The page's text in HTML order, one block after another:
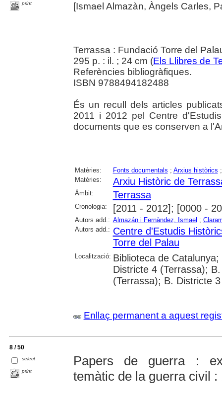
print [Ismael Almazàn, Àngels Carles,
Terrassa : Fundació Torre del
295 p. : il. ; 24 cm (Els Llibres de
Referències bibliogràfiques.
ISBN 9788494182488
És un recull dels articles
2011 i 2012 pel Centre
documents que es conserven a
Matèries: Fonts documentals ; Arxius històrics
Matèries:
Arxiu Històric de
Àmbit: Terrassa
Cronologia: [2011 - 2012]; [0000 -
Autors add.: Almazán i Fernàndez, Ismael ;
Autors add.: Centre d'Estudis
Torre del Palau
Localització: Biblioteca de
Districte 4 (Terrassa);
(Terrassa); B. Districte
Enllaç permanent a aquest
8 / 50
select
print
Papers de guerra :
temàtic de la guerra civil :